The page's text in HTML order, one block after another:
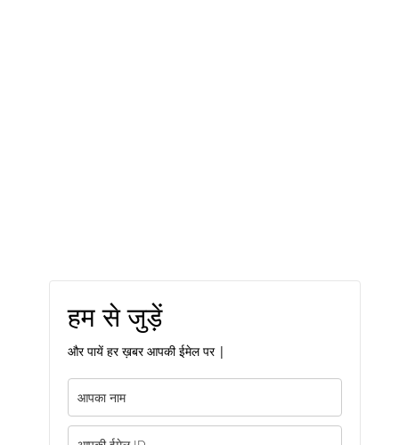
हम से जुड़ें
और पायें हर ख़बर आपकी ईमेल पर |